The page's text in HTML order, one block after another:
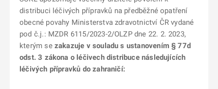
distribuci léčivých přípravků na předběžné opatření
obecné povahy Ministerstva zdravotnictví ČR vydané
pod č.j.: MZDR 6115/2023-2/OLZP dne 22. 2. 2023,
kterým se zakazuje v souladu s ustanovením § 77d
odst. 3 zákona o léčivech distribuce následujících
léčivých přípravků do zahraničí: